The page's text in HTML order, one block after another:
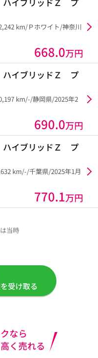
km/Ｐホワイト/神奈川
668.0万円
イブリッドＺ プ
km/-/静岡県/2025年2
690.0万円
イブリッドＺ プ
km/-/千葉県/2025年1月
770.1万円
当時
受け取る
なら
く売れる